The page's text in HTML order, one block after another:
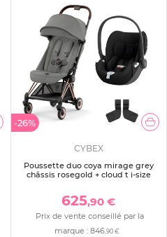
-26%
CYBEX
Poussette duo coya mirage grey
châssis rosegold + cloud t i-size
625,90 €
Prix de vente conseillé par la
marque :846,90 €